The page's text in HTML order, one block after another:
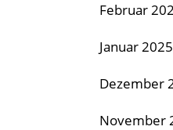
Februar
Januar 2025
Dezember
November